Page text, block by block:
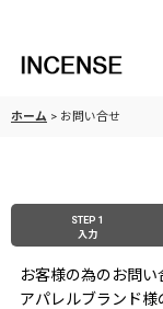
ホーム > お問い合せ
STEP 1
入力
お客様の為のお問い
アパレルブランド